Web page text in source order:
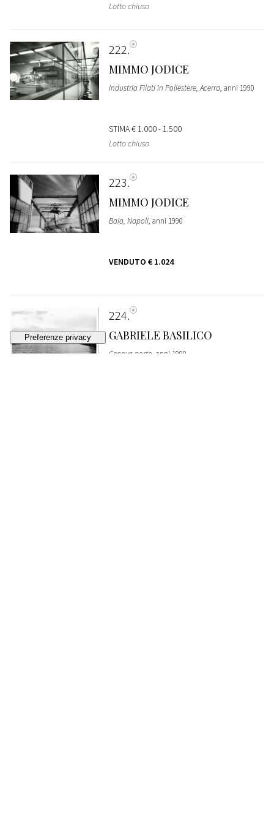
Lotto chiuso
222
MIMMO JODICE
Industria Filati in Poliestere, Acerra, anni 1990
STIMA€ 1.000 - 1.500
Lotto chiuso
223
MIMMO JODICE
Baia, Napoli, anni 1990
VENDUTO € 1.024
224
GABRIELE BASILICO
Genova porto , anni 1990